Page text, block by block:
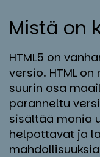
Mis­tä on
HTML5 on
versio. HTML
suurin osa
paranneltu
sisältää monia
helpottavat ja